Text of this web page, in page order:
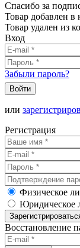
Спасибо за
Товар добавлен в
Товар удален из
Вход
Забыли пароль?
Войти
или
Регистрация
Физическое
Юридическое
Восстановление